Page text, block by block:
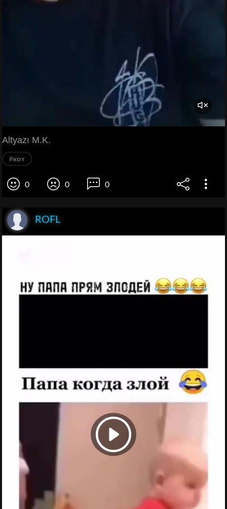
Altyazı M.K.
#кот
0 0 0
ROFL